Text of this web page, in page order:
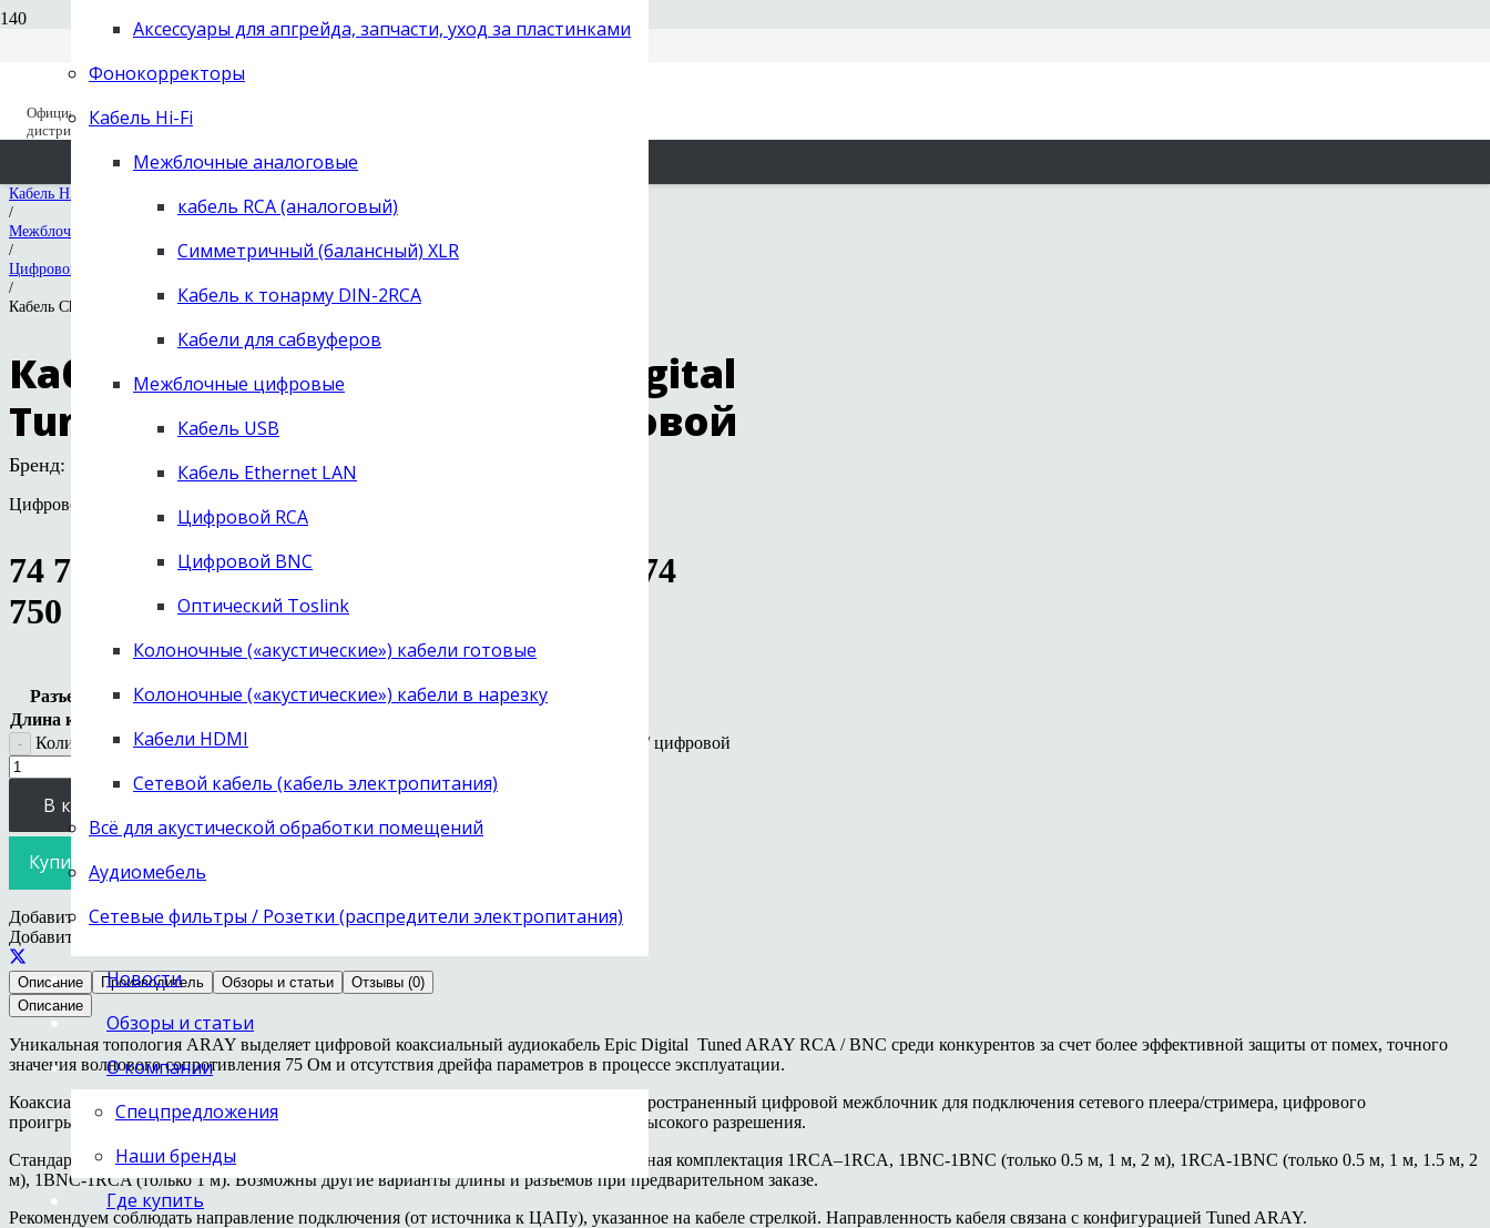
Старый сайт (до 2019 года) old.next-
Официальный
дистрибьютор с 1995
+7 (495) 668-04-64
заказать звонок
Аксессуары для апгрейда, запчасти, уход за пластинками
Фонокорректоры
Кабель Hi-Fi
Межблочные аналоговые
кабель RCA (аналоговый)
Симметричный (балансный) XLR
Кабель к тонарму DIN-2RCA
Кабели для сабвуферов
Межблочные цифровые
Кабель USB
Кабель Ethernet LAN
Цифровой RCA
Цифровой BNC
Оптический Toslink
Колоночные («акустические») кабели готовые
Колоночные («акустические») кабели в нарезку
Кабели HDMI
Сетевой кабель (кабель электропитания)
Всё для акустической обработки помещений
Аудиомебель
Сетевые фильтры / Розетки (распредители электропитания)
Новости
Обзоры и статьи
О компании
Спецпредложения
Наши бренды
Где купить
NEXT Hi-Fi
/
Кабель Hi-Fi
/
Межблочные цифровые
/
Цифровой RCA
/
Кабель Chord Company Epic Digital Tuned ARAY RCA / BNC / цифровой
Кабель Chord Company Epic Digital
Tuned ARAY RCA / BNC / цифровой
Бренд: Chord Company
Цифровой «коаксиальный» кабель SPDIF с разъемами RCA или BNC
74 750 руб. – 179 400
Диапазон цен: 74
750 руб. – 179 400 руб.
Разъемы
Длина кабеля
Количество товара Кабель Chord Company Epic Digital Tuned ARAY RCA / BNC / цифровой
В корзину
Купить в 1 клик
Добавить в избранноеУдалить из избранного
Добавить в избранное
Описание Производитель Обзоры и статьи
Отзывы (0)
Описание
Уникальная топология ARAY выделяет цифровой коаксиальный аудиокабель Epic Digital Tuned ARAY RCA / BNC среди конкурентов за счет более эффективной защиты от помех, точного
значения волнового сопротивления 75 Ом и отсутствия дрейфа параметров в процессе эксплуатации.
Коаксиальный кабель интерфейса SPDIF с разъемами RCA или BNC — самый распространенный цифровой межблочник для подключения сетевого плеера/стримера, цифрового
проигрывателя или медиаплеера к ЦАПу. Совместим с цифровым аудиосигналом высокого разрешения.
Стандартные варианты длины — 0.5 м, 1 м, 1.5 м, 2 м, 3 м, 4 м. Стандартная разъемная комплектация 1RCA–1RCA, 1BNC-1BNC (только 0.5 м, 1 м, 2 м), 1RCA-1BNC (только 0.5 м, 1 м, 1.5 м, 2
м), 1BNC-1RCA (только 1 м). Возможны другие варианты длины и разъемов при предварительном заказе.
Рекомендуем соблюдать направление подключения (от источника к ЦАПу), указанное на кабеле стрелкой. Направленность кабеля связана с конфигурацией Tuned ARAY.